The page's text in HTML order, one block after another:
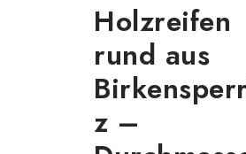
Holzreifen
rund aus
z –